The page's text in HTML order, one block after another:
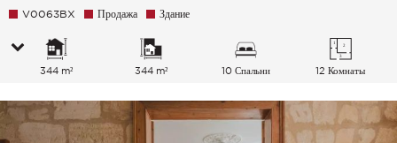
V0063BX Продажа Здание
344 m² 344 m² 10 Спальни 12 Комнаты